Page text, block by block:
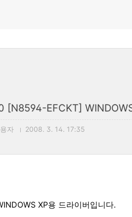
[N8594-EFCKT]
자 2008. 3. 14. 17:35
XP용 드라이버입니다.